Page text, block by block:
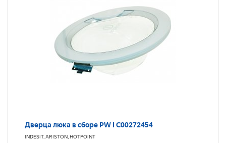
Дверца люка в сборе PW I C00272454
INDESIT, ARISTON, HOTPOINT